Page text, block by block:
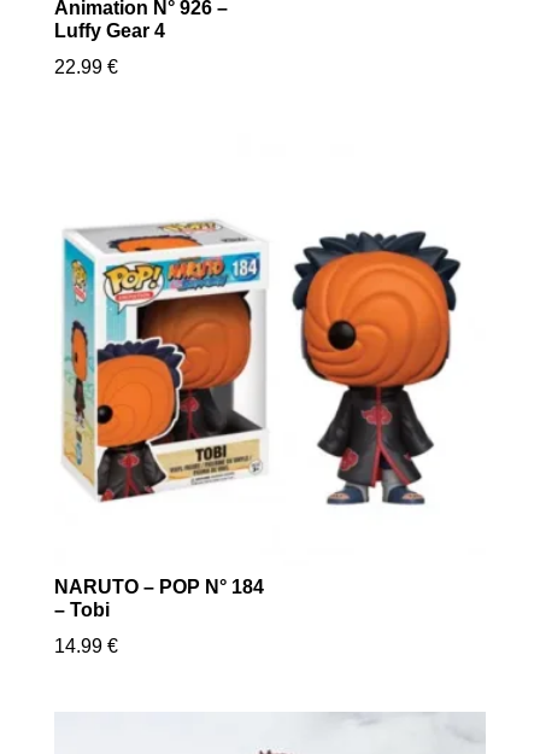
Animation N° 926 –
Luffy Gear 4
22.99 €
NARUTO – POP N° 184
– Tobi
14.99 €